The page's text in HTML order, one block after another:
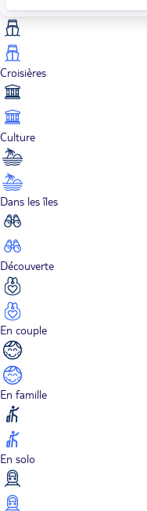
City Trips
Croisières
Culture
Dans les îles
Découverte
En couple
En famille
En solo